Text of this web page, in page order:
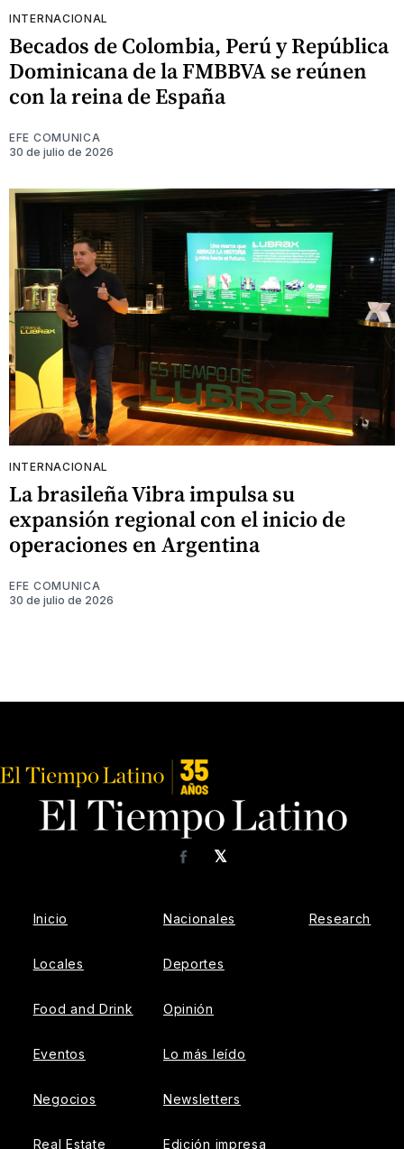
INTERNACIONAL
Becados de Colombia, Perú y República
Dominicana de la FMBBVA se reúnen
con la reina de España
EFE COMUNICA
30 de julio de 2026
INTERNACIONAL
La brasileña Vibra impulsa su
expansión regional con el inicio de
operaciones en Argentina
EFE COMUNICA
30 de julio de 2026
𝕏
Facebook
Inicio
Locales
Food and Drink
Eventos
Negocios
Real Estate
Nacionales
Deportes
Opinión
Lo más leído
Newsletters
Edición impresa
Research